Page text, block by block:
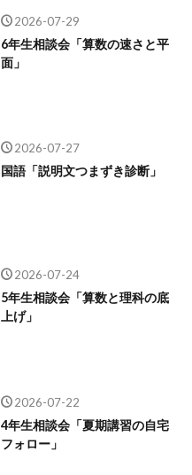
2026-07-29
6年生相談会「算数の速さと平
面」
2026-07-27
国語「説明文つまずき診断」
2026-07-24
5年生相談会「算数と理科の底
上げ」
2026-07-22
4年生相談会「夏期講習の自宅
フォロー」